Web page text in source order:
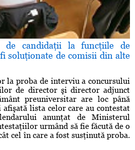
de candidaţii la funcţiile de
soluţionate de comisii din alte
la proba de interviu a concursului
de director şi director adjunct
preuniversitar are loc până
lista celor care au contestat
anunţat de Ministerul
urmând să fie făcută de o
cel în care a fost susţinută proba.